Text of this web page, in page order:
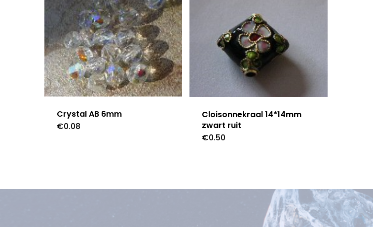
Crystal AB 6mm
€0.08
Cloisonnekraal 14*14mm
zwart ruit
€0.50